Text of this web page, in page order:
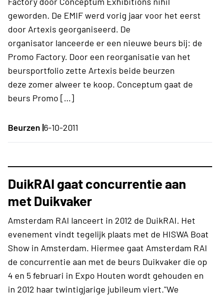
geworden. De EMIF werd vorig jaar voor het eerst
door Artexis georganiseerd. De
organisator lanceerde er een nieuwe beurs bij: de
Promo Factory. Door een reorganisatie van het
beursportfolio zette Artexis beide beurzen
deze zomer alweer te koop. Conceptum gaat de
beurs Promo […]
Beurzen |6-10-2011
DuikRAI gaat concurrentie aan
met Duikvaker
Amsterdam RAI lanceert in 2012 de DuikRAI. Het
evenement vindt tegelijk plaats met de HISWA Boat
Show in Amsterdam. Hiermee gaat Amsterdam RAI
de concurrentie aan met de beurs Duikvaker die op
4 en 5 februari in Expo Houten wordt gehouden en
in 2012 haar twintigjarige jubileum viert."We